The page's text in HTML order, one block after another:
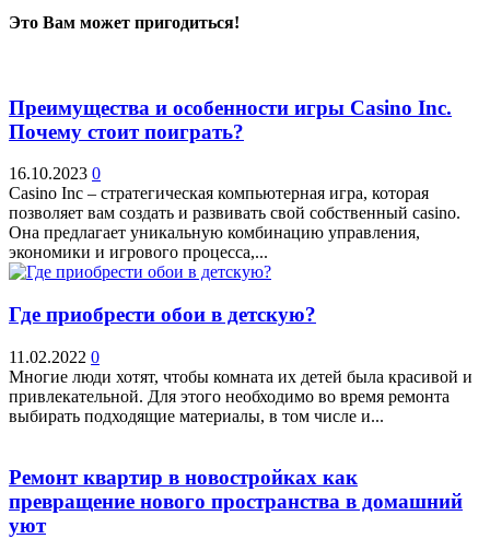
Это Вам может пригодиться!
Преимущества и особенности игры Casino Inc.
Почему стоит поиграть?
16.10.2023 0
Casino Inc – стратегическая компьютерная игра, которая
позволяет вам создать и развивать свой собственный casino.
Она предлагает уникальную комбинацию управления,
экономики и игрового процесса,...
Где приобрести обои в детскую?
11.02.2022 0
Многие люди хотят, чтобы комната их детей была красивой и
привлекательной. Для этого необходимо во время ремонта
выбирать подходящие материалы, в том числе и...
Ремонт квартир в новостройках как
превращение нового пространства в домашний
уют